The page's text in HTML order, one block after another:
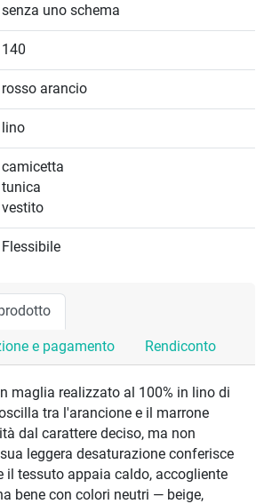
senza uno schema
140
rosso arancio
lino
camicetta
tunica
vestito
Flessibile
e pagamento Rendiconto
maglia realizzato al 100% in lino di
tra l'arancione e il marrone
dal carattere deciso, ma non
leggera desaturazione conferisce
il tessuto appaia caldo, accogliente
bene con colori neutri — beige,